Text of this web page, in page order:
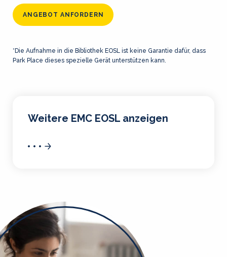
ANGEBOT ANFORDERN
*Die Aufnahme in die Bibliothek EOSL ist keine Garantie dafür, dass
Park Place dieses spezielle Gerät unterstützen kann.
Weitere EMC EOSL anzeigen